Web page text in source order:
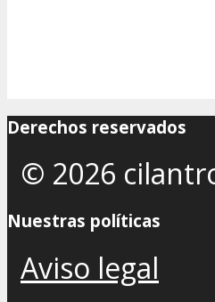
Derechos reservados
© 2026
Nuestras políticas
Aviso legal